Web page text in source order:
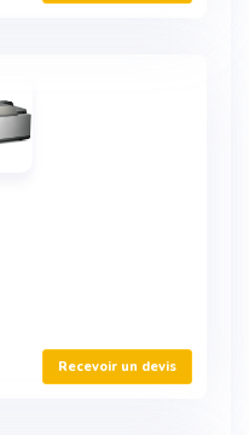
Recevoir un devis